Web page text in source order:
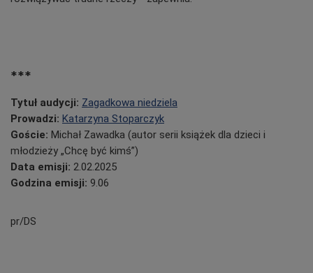
***
Tytuł audycji: Zagadkowa niedziela
Prowadzi: Katarzyna Stoparczyk
Goście: Michał Zawadka (autor serii książek dla dzieci i
młodzieży „Chcę być kimś”)
Data emisji: 2.02.2025
Godzina emisji: 9.06
pr/DS